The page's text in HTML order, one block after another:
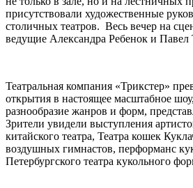
присутствовали художественные
столичных театров. Весь вечер на
ведущие Александра Ребенок и Павел
Театральная компания «Трикстер»
открытия в настоящее масштабное
разнообразие жанров и форм,
Зрители увидели выступления
китайского театра, Театра кошек
воздушных гимнастов, перформанс
Петербургского театра кукольного